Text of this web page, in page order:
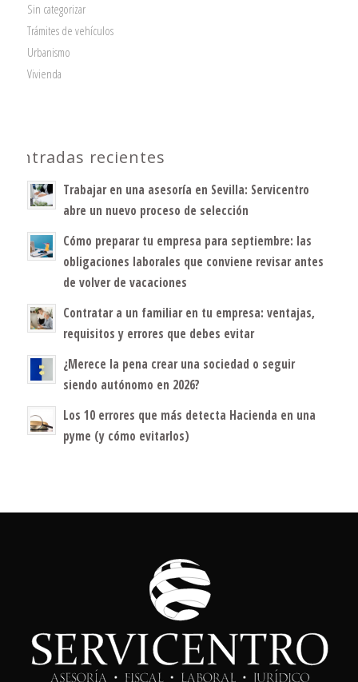
Sin categorizar
Trámites de vehículos
Urbanismo
Vivienda
Entradas recientes
Trabajar en una asesoría en Sevilla: Servicentro
abre un nuevo proceso de selección
Cómo preparar tu empresa para septiembre: las
obligaciones laborales que conviene revisar antes
de volver de vacaciones
Contratar a un familiar en tu empresa: ventajas,
requisitos y errores que debes evitar
¿Merece la pena crear una sociedad o seguir
siendo autónomo en 2026?
Los 10 errores que más detecta Hacienda en una
pyme (y cómo evitarlos)